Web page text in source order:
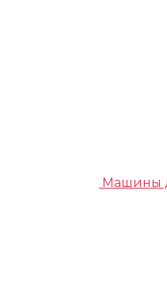
Машины